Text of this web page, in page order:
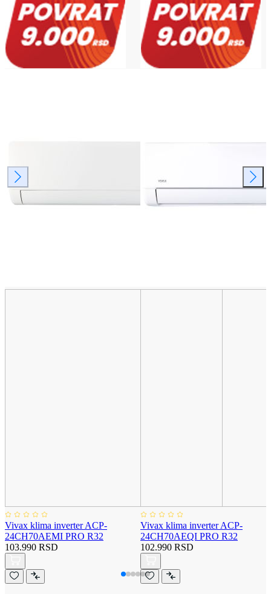
Vivax klima inverter ACP-
24CH70AEMI PRO R32
103.990 RSD
Vivax klima inverter ACP-
24CH70AEQI PRO R32
102.990 RSD